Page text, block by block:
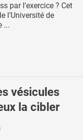
par l'exercice ? Cet
l’Université de
...
vésicules
la cibler